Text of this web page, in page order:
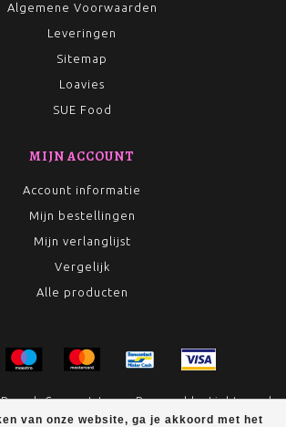
van onze website, ga je akkoord met het
Algemene Voorwaarden
Leveringen
Sitemap
Loavies
SUE Food
MIJN ACCOUNT
Account informatie
Mijn bestellingen
Mijn verlanglijst
Vergelijk
Alle producten
Conceptstore - Powered byLightspeed
- Theme by Dyvelopment